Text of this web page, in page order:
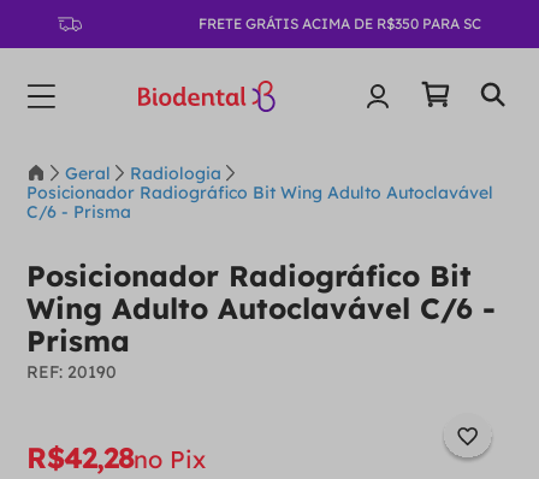
FRETE GRÁTIS ACIMA DE R$350 PARA SC
Geral
Radiologia
Posicionador Radiográfico Bit Wing Adulto Autoclavável
C/6 - Prisma
Posicionador Radiográfico Bit
Wing Adulto Autoclavável C/6 -
Prisma
: 20190
R$42,28no Pix